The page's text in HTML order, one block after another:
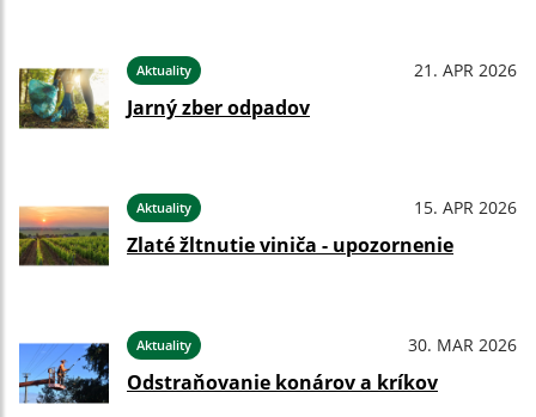
Aktuality 21. APR 2026
Jarný zber odpadov
Aktuality 15. APR 2026
Zlaté žltnutie viniča - upozornenie
Aktuality 30. MAR 2026
Odstraňovanie konárov a kríkov